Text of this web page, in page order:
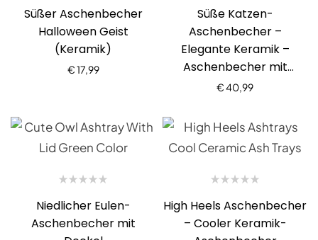
Süßer Aschenbecher
Halloween Geist
(Keramik)
€17,99
Süße Katzen-
Aschenbecher –
Elegante Keramik –
Aschenbecher mit
Deckel
€40,99
Niedlicher Eulen-
Aschenbecher mit
High Heels Aschenbecher
– Cooler Keramik-